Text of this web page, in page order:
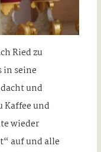
Ried zu
in seine
und
Kaffee und
wieder
auf und alle